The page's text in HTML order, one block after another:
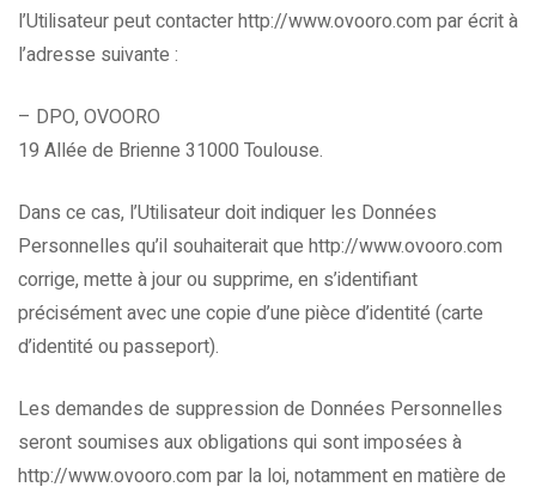
l’Utilisateur peut contacter http://www.ovooro.com par écrit à
l’adresse suivante :
– DPO, OVOORO
19 Allée de Brienne 31000 Toulouse.
Dans ce cas, l’Utilisateur doit indiquer les Données
Personnelles qu’il souhaiterait que http://www.ovooro.com
corrige, mette à jour ou supprime, en s’identifiant
précisément avec une copie d’une pièce d’identité (carte
d’identité ou passeport).
Les demandes de suppression de Données Personnelles
seront soumises aux obligations qui sont imposées à
http://www.ovooro.com par la loi, notamment en matière de